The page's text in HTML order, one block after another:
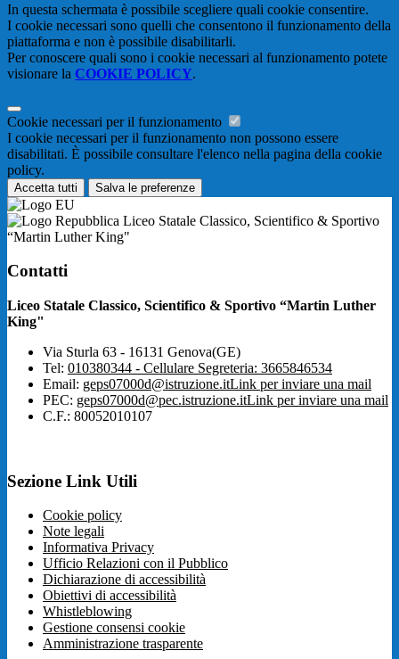
In questa schermata è possibile scegliere quali cookie consentire.
I cookie necessari sono quelli che consentono il funzionamento della
piattaforma e non è possibile disabilitarli.
Per conoscere quali sono i cookie necessari al funzionamento potete
visionare la COOKIE POLICY.
Cookie necessari per il funzionamento
I cookie necessari per il funzionamento non possono essere
disabilitati. È possibile consultare l'elenco nella pagina della cookie
policy.
Accetta tutti Salva le preferenze
Liceo Statale Classico, Scientifico & Sportivo
“Martin Luther King"
Contatti
Liceo Statale Classico, Scientifico & Sportivo “Martin Luther
King"
Via Sturla 63 - 16131 Genova(GE)
Tel: 010380344 - Cellulare Segreteria: 3665846534
Email: geps07000d@istruzione.itLink per inviare una mail
PEC: geps07000d@pec.istruzione.itLink per inviare una mail
C.F.: 80052010107
Sezione Link Utili
Cookie policy
Note legali
Informativa Privacy
Ufficio Relazioni con il Pubblico
Dichiarazione di accessibilità
Obiettivi di accessibilità
Whistleblowing
Gestione consensi cookie
Amministrazione trasparente